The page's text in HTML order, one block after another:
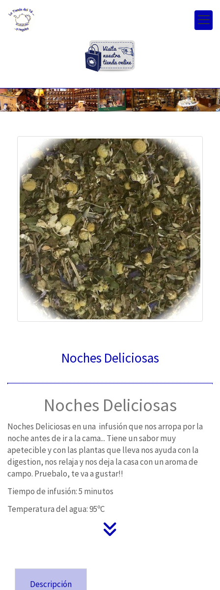
Noches Deliciosas
Noches Deliciosas
Noches Deliciosas en una infusión que nos arropa por la
noche antes de ir a la cama... Tiene un sabor muy
apetecible y con las plantas que lleva nos ayuda con la
digestion, nos relaja y nos deja la casa con un aroma de
campo. Pruebalo, te va a gustar!!
Tiempo de infusión: 5 minutos
Temperatura del agua: 95ºC
Descripción